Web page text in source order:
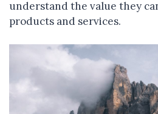
understand the value they
products and services.